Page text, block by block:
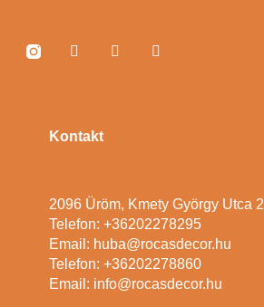
Kontakt
2096 Üröm, Kmety György Utca 2
Telefon: +36202278295
Email: huba@rocasdecor.hu
Telefon: +36202278860
Email: info@rocasdecor.hu